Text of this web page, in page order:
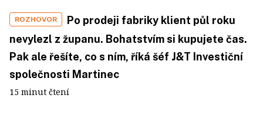
ROZHOVOR
Po prodeji fabriky klient půl roku
nevylezl z županu. Bohatstvím si kupujete čas.
Pak ale řešíte, co s ním, říká šéf J&T Investiční
společnosti Martinec
15 minut čtení